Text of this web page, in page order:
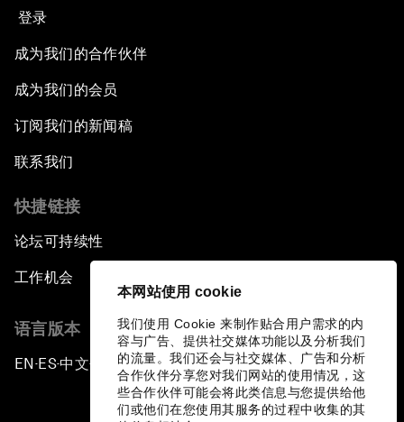
本网站使用 cookie
我们使用 Cookie 来制作贴合用户需求的内
容与广告、提供社交媒体功能以及分析我们
的流量。我们还会与社交媒体、广告和分析
合作伙伴分享您对我们网站的使用情况，这
些合作伙伴可能会将此类信息与您提供给他
们或他们在您使用其服务的过程中收集的其
登录
成为我们的合作伙伴
成为我们的会员
订阅我们的新闻稿
联系我们
快捷链接
论坛可持续性
工作机会
语言版本
EN ▪ ES▪中文▪ 日本語